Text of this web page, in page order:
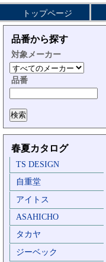
トップページ
品番から探す
対象メーカー
品番
春夏カタログ
TS DESIGN
自重堂
アイトス
ASAHICHO
タカヤ
ジーベック